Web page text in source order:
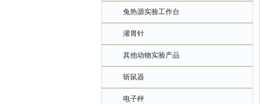
兔热源实验工作台
灌胃针
其他动物实验产品
斩鼠器
电子秤